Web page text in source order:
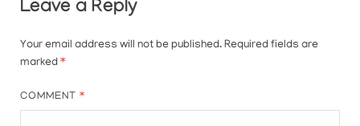
Leave a Reply
Your email address will not be published. Required fields are
marked *
COMMENT*